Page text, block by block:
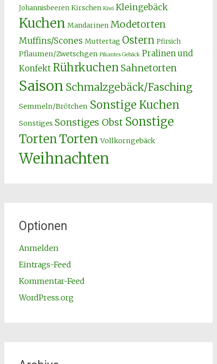
Johannisbeeren Kirschen Kiwi Kleingebäck
Kuchen Mandarinen Modetorten
Muffins/Scones Muttertag Ostern Pfirsich
Pflaumen/Zwetschgen Pikantes Gebäck Pralinen und
Konfekt Rührkuchen Sahnetorten
Saison Schmalzgebäck/Fasching
Semmeln/Brötchen Sonstige Kuchen
Sonstiges Sonstiges Obst Sonstige
TortenTorten Vollkorngebäck
Weihnachten
Optionen
Anmelden
Eintrags-Feed
Kommentar-Feed
WordPress.org